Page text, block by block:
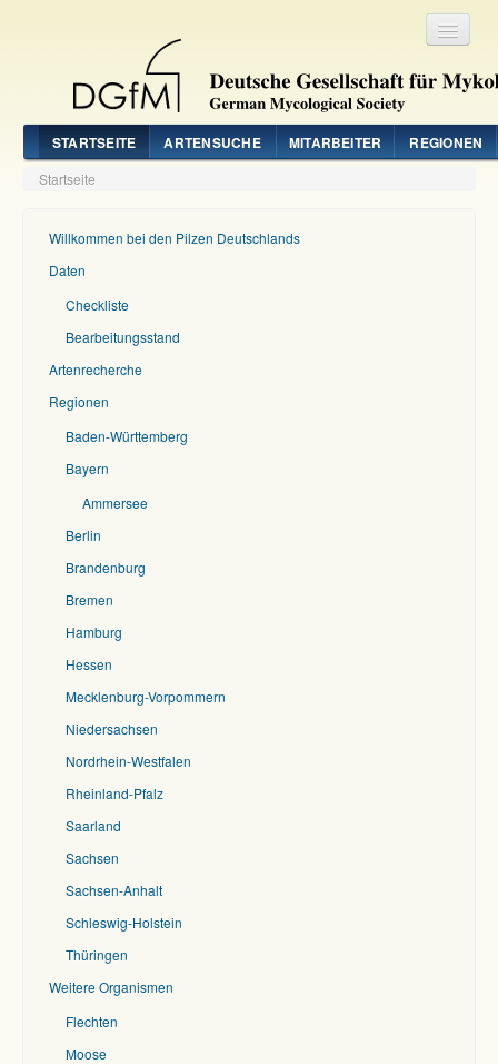
STARTSEITE ARTENSUCHE MITARBEITER REGIONEN
Startseite
Willkommen bei den Pilzen Deutschlands
Daten
Checkliste
Bearbeitungsstand
Artenrecherche
Regionen
Baden-Württemberg
Bayern
Ammersee
Berlin
Brandenburg
Bremen
Hamburg
Hessen
Mecklenburg-Vorpommern
Niedersachsen
Nordrhein-Westfalen
Rheinland-Pfalz
Saarland
Sachsen
Sachsen-Anhalt
Schleswig-Holstein
Thüringen
Weitere Organismen
Flechten
Moose